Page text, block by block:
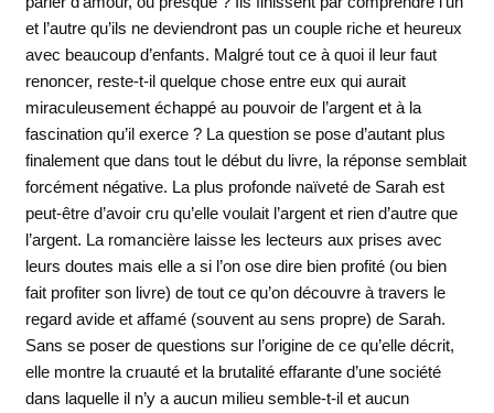
et l’autre qu’ils ne deviendront pas un couple riche et heureux
avec beaucoup d’enfants. Malgré tout ce à quoi il leur faut
renoncer, reste-t-il quelque chose entre eux qui aurait
miraculeusement échappé au pouvoir de l’argent et à la
fascination qu’il exerce ? La question se pose d’autant plus
finalement que dans tout le début du livre, la réponse semblait
forcément négative. La plus profonde naïveté de Sarah est
peut-être d’avoir cru qu’elle voulait l’argent et rien d’autre que
l’argent. La romancière laisse les lecteurs aux prises avec
leurs doutes mais elle a si l’on ose dire bien profité (ou bien
fait profiter son livre) de tout ce qu’on découvre à travers le
regard avide et affamé (souvent au sens propre) de Sarah.
Sans se poser de questions sur l’origine de ce qu’elle décrit,
elle montre la cruauté et la brutalité effarante d’une société
dans laquelle il n’y a aucun milieu semble-t-il et aucun